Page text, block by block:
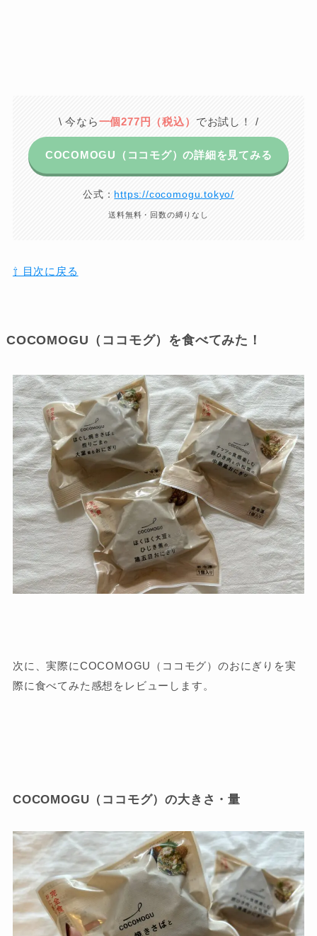
\ 今なら一個277円（税込） でお試し！ /
COCOMOGU（ココモグ）の詳細を見てみる
公式： https://cocomogu.tokyo/
送料無料・回数の縛りなし
⇧ 目次に戻る
COCOMOGU（ココモグ）を食べてみた！
次に、実際にCOCOMOGU（ココモグ）のおにぎりを実
際に食べてみた感想をレビューします。
COCOMOGU（ココモグ）の大きさ・量